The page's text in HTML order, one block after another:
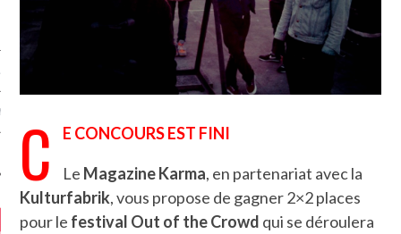
C E CONCOURS EST FINI
Le Magazine Karma, en partenariat avec la
Kulturfabrik, vous propose de gagner 2×2 places
pour le festival Out of the Crowd qui se déroulera